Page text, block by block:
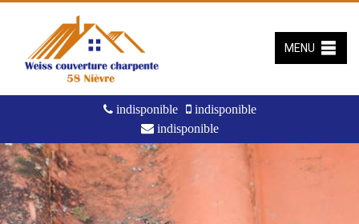
indisponible
indisponible
indisponible
MENU